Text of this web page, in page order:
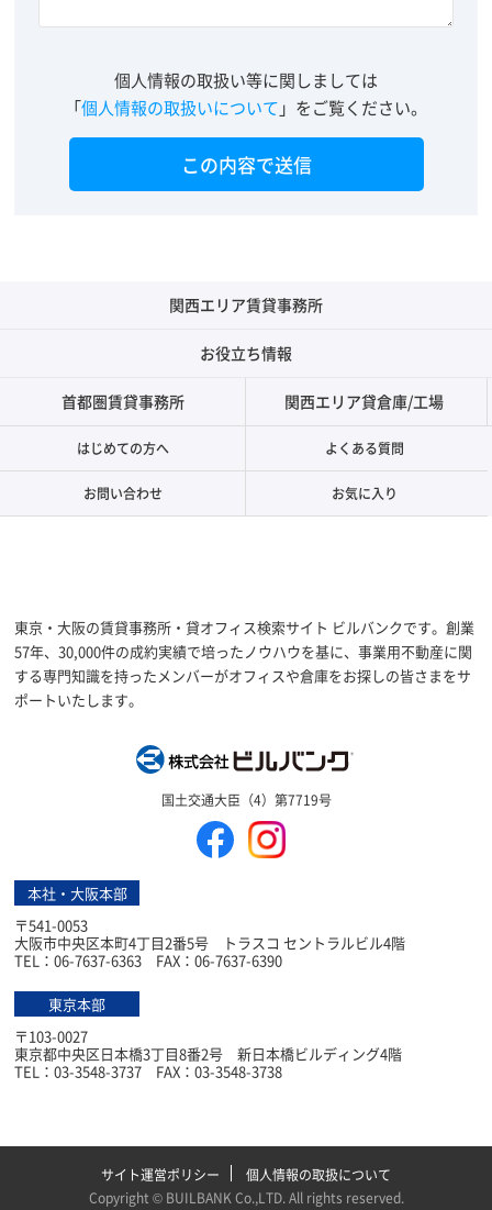
個人情報の取扱い等に関しましては
「個人情報の取扱いについて 」をご覧ください。
関西エリア賃貸事務所
お役立ち情報
首都圏賃貸事務所 関西エリア貸倉庫/工場
はじめての方へ よくある質問
お問い合わせ お気に入り
東京・大阪の賃貸事務所・貸オフィス検索サイト ビルバンクです。創業
57年、30,000件の成約実績で培ったノウハウを基に、事業用不動産に関
する専門知識を持ったメンバーがオフィスや倉庫をお探しの皆さまをサ
ポートいたします。
国土交通大臣（4）第7719号
本社・大阪本部
〒541-0053
大阪市中央区本町4丁目2番5号 トラスコ セントラルビル4階
TEL：06-7637-6363 FAX：06-7637-6390
東京本部
〒103-0027
東京都中央区日本橋3丁目8番2号 新日本橋ビルディング4階
TEL：03-3548-3737 FAX：03-3548-3738
サイト運営ポリシー
個人情報の取扱について
Copyright © BUILBANK Co.,LTD. All rights reserved.